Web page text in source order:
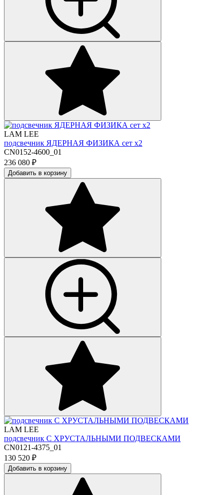
LAM LEE
подсвечник ЯДЕРНАЯ ФИЗИКА сет х2
CN0152-4600_01
236 080 ₽
Добавить в корзину
LAM LEE
подсвечник С ХРУСТАЛЬНЫМИ ПОДВЕСКАМИ
CN0121-4375_01
130 520 ₽
Добавить в корзину